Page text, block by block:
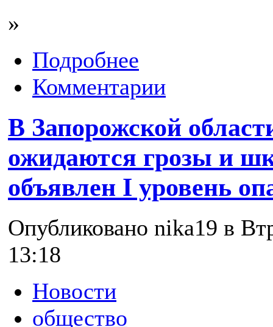
»
Подробнее
Комментарии
В Запорожской
ожидаются грозы и
объявлен I уровень
Опубликовано nika19 в
13:18
Новости
общество